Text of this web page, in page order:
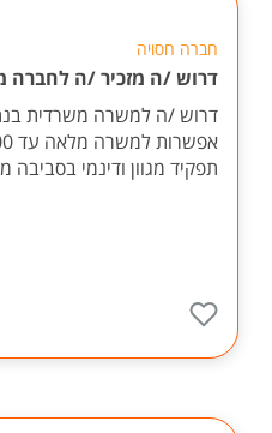
חברה חסויה
דרוש /ה מזכיר /ה לחברה
דרוש /ה למשרה משרדית
תפקיד מגוון ודינמי בסביבה